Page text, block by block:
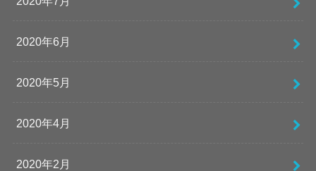
2020年6月
2020年5月
2020年4月
2020年2月